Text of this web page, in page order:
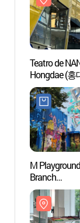
Teatro de
Hongdae (
M
Branch
(엠플레이그
홍대본점)